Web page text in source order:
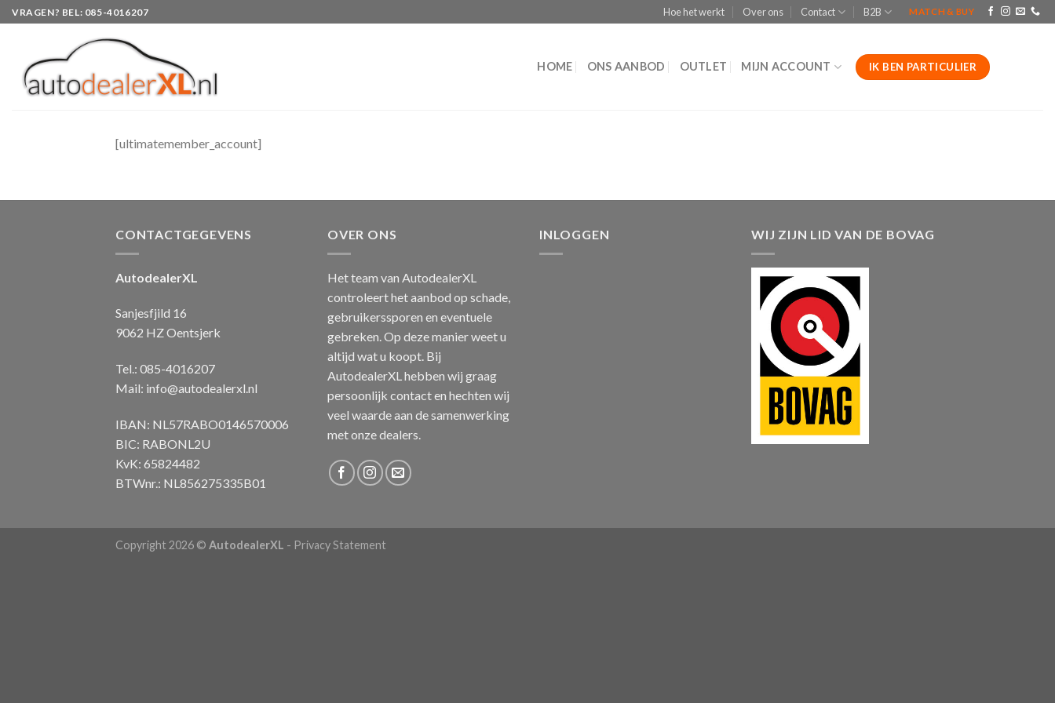
Skip
to
VRAGEN? BEL: 085-4016207 Hoe het werkt Over ons Contact B2B MATCH & BUY
HOME ONS AANBOD OUTLET MIJN ACCOUNT IK BEN PARTICULIER
[ultimatemember_account]
CONTACTGEGEVENS
AutodealerXL
Sanjesfjild 16
9062 HZ Oentsjerk
Tel.: 085-4016207
Mail: info@autodealerxl.nl
IBAN: NL57RABO0146570006
BIC: RABONL2U
KvK: 65824482
BTWnr.: NL856275335B01
OVER ONS
Het team van AutodealerXL
controleert het aanbod op schade,
gebruikerssporen en eventuele
gebreken. Op deze manier weet u
altijd wat u koopt. Bij
AutodealerXL hebben wij graag
persoonlijk contact en hechten wij
veel waarde aan de samenwerking
met onze dealers.
INLOGGEN WIJ ZIJN LID VAN DE BOVAG
Copyright 2026 © AutodealerXL - Privacy Statement